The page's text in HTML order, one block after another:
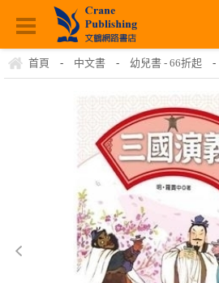
首頁 - 中文書 - 幼兒書 - 66折起 -